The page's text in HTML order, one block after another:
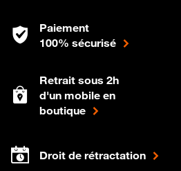
Paiement
100% sécurisé
Retrait sous 2h
d'un mobile en
boutique
Droit de rétractation